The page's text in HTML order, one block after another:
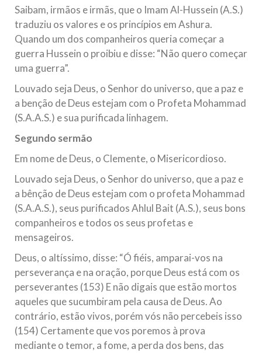
Saibam, irmãos e irmãs, que o Imam Al-Hussein (A.S.)
traduziu os valores e os princípios em Ashura.
Quando um dos companheiros queria começar a
guerra Hussein o proibiu e disse: “Não quero começar
uma guerra”.
Louvado seja Deus, o Senhor do universo, que a paz e
a benção de Deus estejam com o Profeta Mohammad
(S.A.A.S.) e sua purificada linhagem.
Segundo sermão
Em nome de Deus, o Clemente, o Misericordioso.
Louvado seja Deus, o Senhor do universo, que a paz e
a bênção de Deus estejam com o profeta Mohammad
(S.A.A.S.), seus purificados Ahlul Bait (A.S.), seus bons
companheiros e todos os seus profetas e
mensageiros.
Deus, o altíssimo, disse: “Ó fiéis, amparai-vos na
perseverança e na oração, porque Deus está com os
perseverantes (153) E não digais que estão mortos
aqueles que sucumbiram pela causa de Deus. Ao
contrário, estão vivos, porém vós não percebeis isso
(154) Certamente que vos poremos à prova
mediante o temor, a fome, a perda dos bens, das